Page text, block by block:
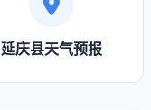
延庆县天气预报